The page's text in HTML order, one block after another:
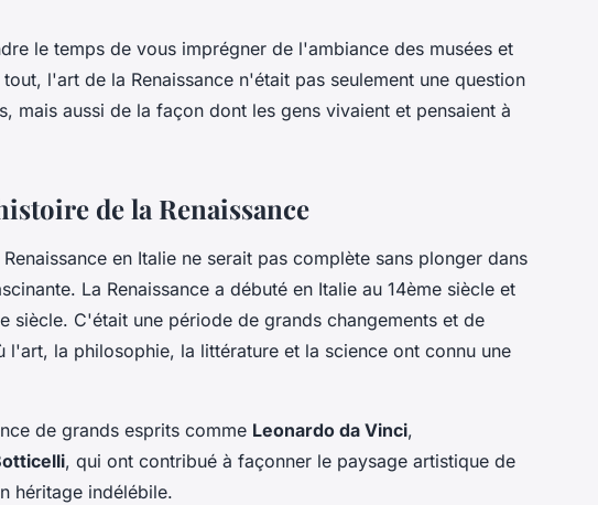
le temps de vous imprégner de l'ambiance des musées et
l'art de la Renaissance n'était pas seulement une question
mais aussi de la façon dont les gens vivaient et pensaient à
de la Renaissance
en Italie ne serait pas complète sans plonger dans
La Renaissance a débuté en Italie au 14ème siècle et
siècle. C'était une période de grands changements et de
l'art, la philosophie, la littérature et la science ont connu une
de grands esprits comme Leonardo da Vinci,
, qui ont contribué à façonner le paysage artistique de
héritage indélébile.